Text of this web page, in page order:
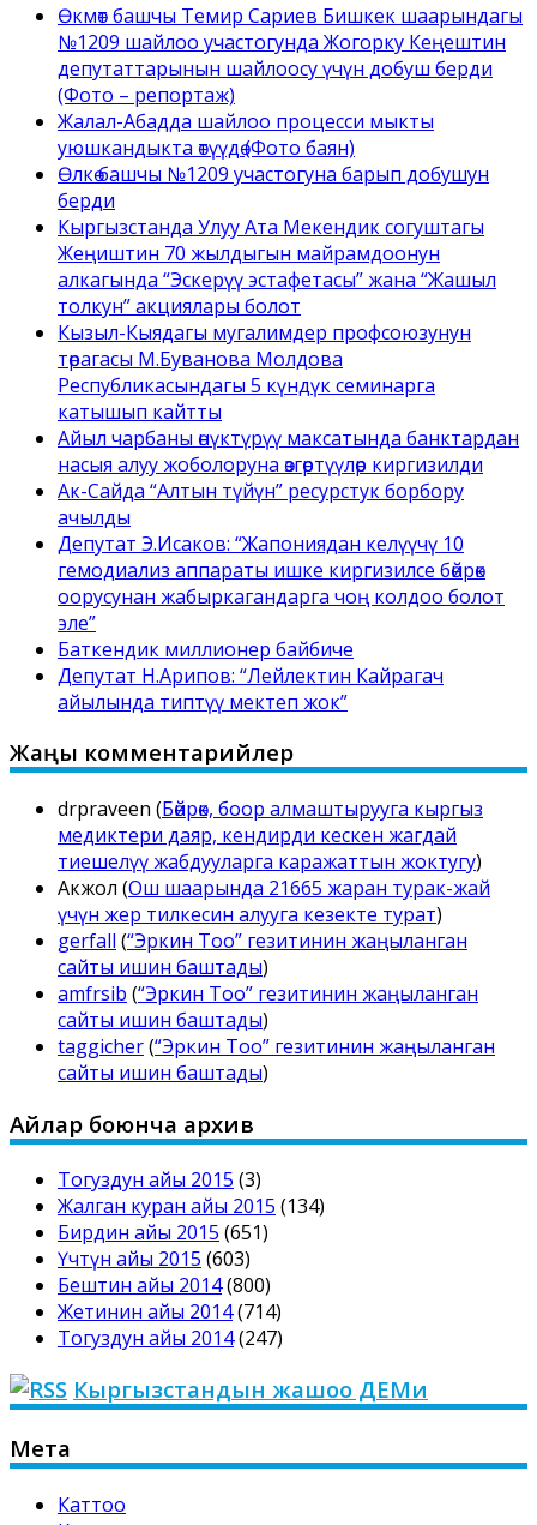
Өкмөт башчы Темир Сариев Бишкек шаарындагы
№1209 шайлоо участогунда Жогорку Кеңештин
депутаттарынын шайлоосу үчүн добуш берди
(Фото – репортаж)
Жалал-Абадда шайлоо процесси мыкты
уюшкандыкта өтүүдө (Фото баян)
Өлкө башчы №1209 участогуна барып добушун
берди
Кыргызстанда Улуу Ата Мекендик согуштагы
Жеңиштин 70 жылдыгын майрамдоонун
алкагында “Эскерүү эстафетасы” жана “Жашыл
толкун” акциялары болот
Кызыл-Кыядагы мугалимдер профсоюзунун
төрагасы М.Буванова Молдова
Республикасындагы 5 күндүк семинарга
катышып кайтты
Айыл чарбаны өнүктүрүү максатында банктардан
насыя алуу жоболоруна өзгөртүүлөр киргизилди
Ак-Сайда “Алтын түйүн” ресурстук борбору
ачылды
Депутат Э.Исаков: “Жапониядан келүүчү 10
гемодиализ аппараты ишке киргизилсе бөйрөк
оорусунан жабыркагандарга чоң колдоо болот
эле”
Баткендик миллионер байбиче
Депутат Н.Арипов: “Лейлектин Кайрагач
айылында типтүү мектеп жок”
Жаңы комментарийлер
drpraveen (Бөйрөк, боор алмаштырууга кыргыз
медиктери даяр, кендирди кескен жагдай
тиешелүү жабдууларга каражаттын жоктугу)
Акжол (Ош шаарында 21665 жаран турак-жай
үчүн жер тилкесин алууга кезекте турат)
gerfall (“Эркин Тоо” гезитинин жаңыланган
сайты ишин баштады)
amfrsib (“Эркин Тоо” гезитинин жаңыланган
сайты ишин баштады)
taggicher(“Эркин Тоо” гезитинин жаңыланган
сайты ишин баштады)
Айлар боюнча архив
Тогуздун айы 2015 (3)
Жалган куран айы 2015 (134)
Бирдин айы 2015 (651)
Үчтүн айы 2015 (603)
Бештин айы 2014(800)
Жетинин айы 2014(714)
Тогуздун айы 2014(247)
Кыргызстандын жашоо ДЕМи
Мета
Каттоо